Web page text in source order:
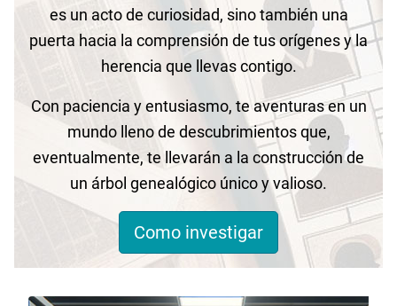
es un acto de curiosidad, sino también una
puerta hacia la comprensión de tus orígenes y la
herencia que llevas contigo.
Con paciencia y entusiasmo, te aventuras en un
mundo lleno de descubrimientos que,
eventualmente, te llevarán a la construcción de
un árbol genealógico único y valioso.
Como investigar